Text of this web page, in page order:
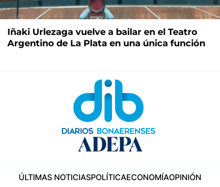
Iñaki Urlezaga vuelve a bailar en el Teatro
Argentino de La Plata en una única función
ÚLTIMAS NOTICIASPOLÍTICAECONOMÍAOPINIÓN